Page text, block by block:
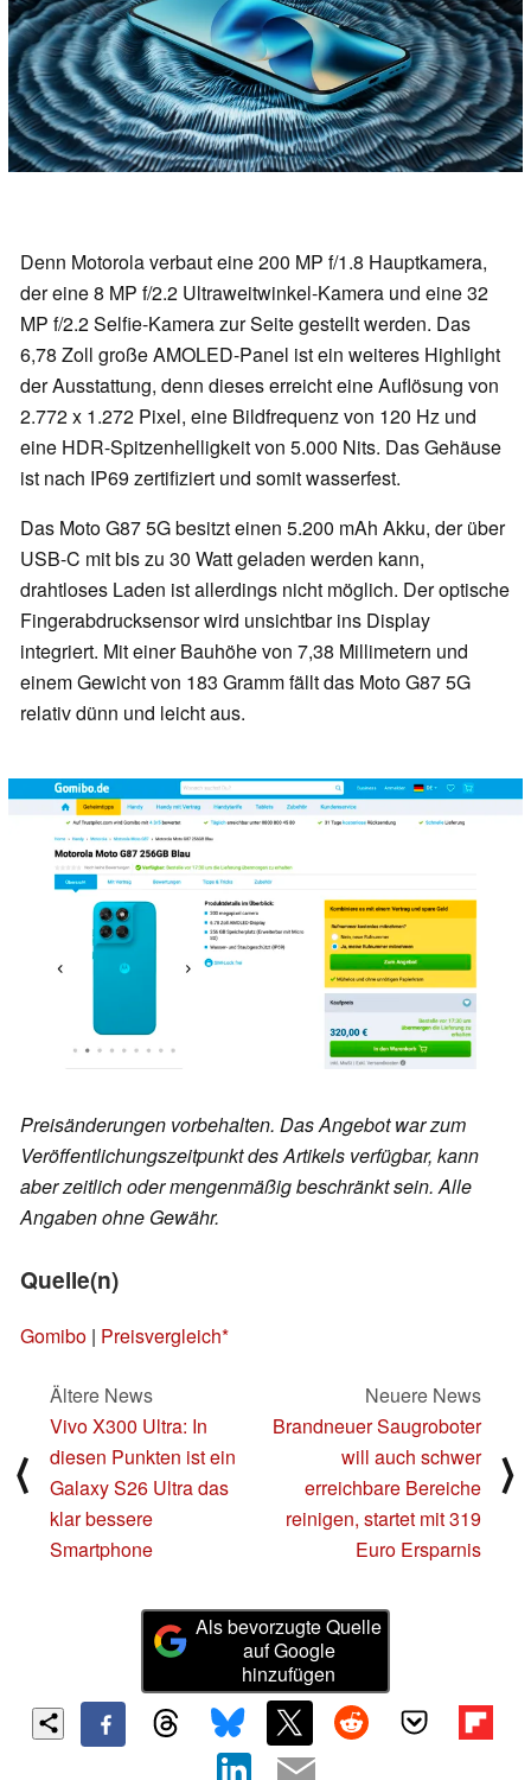
Denn Motorola verbaut eine 200 MP f/1.8 Hauptkamera,
der eine 8 MP f/2.2 Ultraweitwinkel-Kamera und eine 32
MP f/2.2 Selfie-Kamera zur Seite gestellt werden. Das
6,78 Zoll große AMOLED-Panel ist ein weiteres Highlight
der Ausstattung, denn dieses erreicht eine Auflösung von
2.772 x 1.272 Pixel, eine Bildfrequenz von 120 Hz und
eine HDR-Spitzenhelligkeit von 5.000 Nits. Das Gehäuse
ist nach IP69 zertifiziert und somit wasserfest.
Das Moto G87 5G besitzt einen 5.200 mAh Akku, der über
USB-C mit bis zu 30 Watt geladen werden kann,
drahtloses Laden ist allerdings nicht möglich. Der optische
Fingerabdrucksensor wird unsichtbar ins Display
integriert. Mit einer Bauhöhe von 7,38 Millimetern und
einem Gewicht von 183 Gramm fällt das Moto G87 5G
relativ dünn und leicht aus.
Preisänderungen vorbehalten. Das Angebot war zum
Veröffentlichungszeitpunkt des Artikels verfügbar, kann
aber zeitlich oder mengenmäßig beschränkt sein. Alle
Angaben ohne Gewähr.
Quelle(n)
Gomibo | Preisvergleich
⟨
Ältere News
Vivo X300 Ultra: In
diesen Punkten ist ein
Galaxy S26 Ultra das
klar bessere
Smartphone
Neuere News
Brandneuer Saugroboter
will auch schwer
erreichbare Bereiche
reinigen, startet mit 319
Euro Ersparnis
⟩
Als bevorzugte Quelle
auf Google
hinzufügen